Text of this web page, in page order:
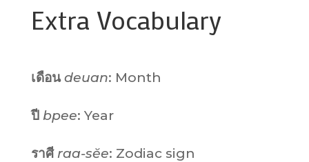
Extra Vocabulary
เดือน deuan: Month
ปี bpee: Year
ราศี raa-sĕe: Zodiac sign